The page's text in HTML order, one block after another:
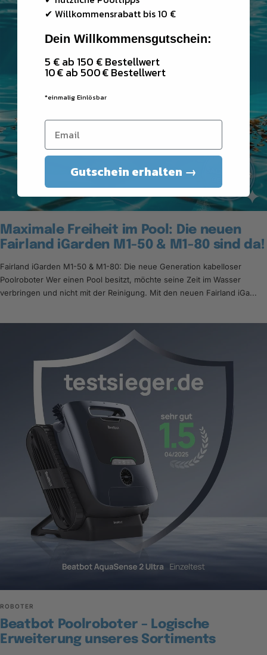
Maximale Freiheit im Pool: Die neuen
Fairland iGarden M1-50 & M1-80 sind da!
Fairland iGarden M1-50 & M1-80: Die neue Generation kabelloser
Poolroboter Wer einen Pool besitzt, möchte seine Zeit im Wasser
verbringen und nicht mit der Reinigung. Mit den neuen Fairland iGa...
ROBOTER
Beatbot Poolroboter – Logische
Erweiterung unseres Sortiments
✔ Willkommensrabatt bis 10 €
Dein Willkommensgutschein:
5 € ab 150 € Bestellwert
10 € ab 500 € Bestellwert
*einmalig Einlösbar
Gutschein erhalten →